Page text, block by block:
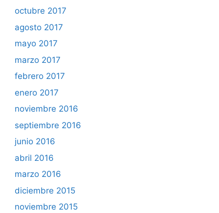
octubre 2017
agosto 2017
mayo 2017
marzo 2017
febrero 2017
enero 2017
noviembre 2016
septiembre 2016
junio 2016
abril 2016
marzo 2016
diciembre 2015
noviembre 2015